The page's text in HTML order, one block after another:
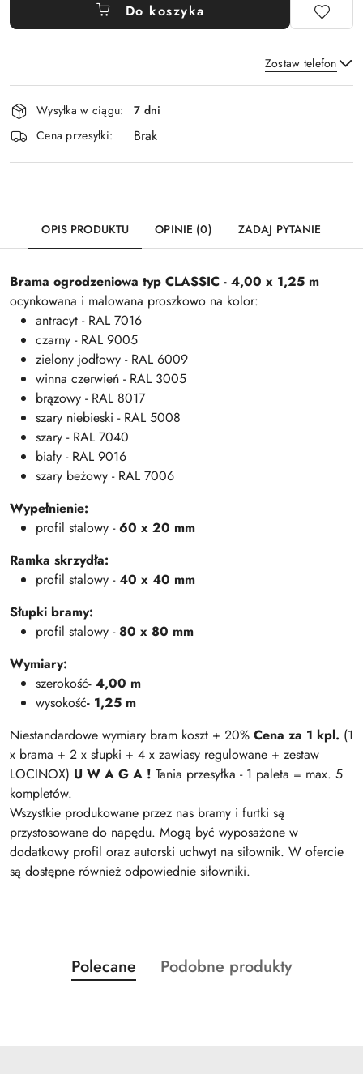
Do koszyka
Zostaw telefon
Dostępność
i
dostawa
Wysyłka w ciągu:
7 dni
Cena przesyłki:
Brak
OPIS PRODUKTU OPINIE (0) ZADAJ PYTANIE
Brama ogrodzeniowa typ CLASSIC - 4,00 x 1,25 m
ocynkowana i malowana proszkowo na kolor:
antracyt - RAL 7016
czarny - RAL 9005
zielony jodłowy - RAL 6009
winna czerwień - RAL 3005
brązowy - RAL 8017
szary niebieski - RAL 5008
szary - RAL 7040
biały - RAL 9016
szary beżowy - RAL 7006
Wypełnienie:
profil stalowy -60 x 20 mm
Ramka skrzydła:
profil stalowy -40 x 40 mm
Słupki bramy:
profil stalowy -80 x 80 mm
Wymiary:
szerokość- 4,00 m
wysokość- 1,25 m
Niestandardowe wymiary bram koszt + 20% Cena za 1 kpl. (1
x brama + 2 x słupki + 4 x zawiasy regulowane + zestaw
LOCINOX) U W A G A ! Tania przesyłka - 1 paleta = max. 5
kompletów.
Wszystkie produkowane przez nas bramy i furtki są
przystosowane do napędu. Mogą być wyposażone w
dodatkowy profil oraz autorski uchwyt na siłownik. W ofercie
są dostępne również odpowiednie siłowniki.
Pomiń karuzelę produktów
Produkty
o
Polecane
Produkty
Podobne produkty